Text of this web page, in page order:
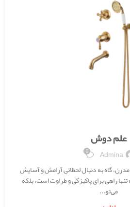
علم دوش
Admina
0
گاه به دنبال لحظاتی آرامش و آسایش
راهی برای پاکیزگی و طراوت است، بلکه
می‌تو...